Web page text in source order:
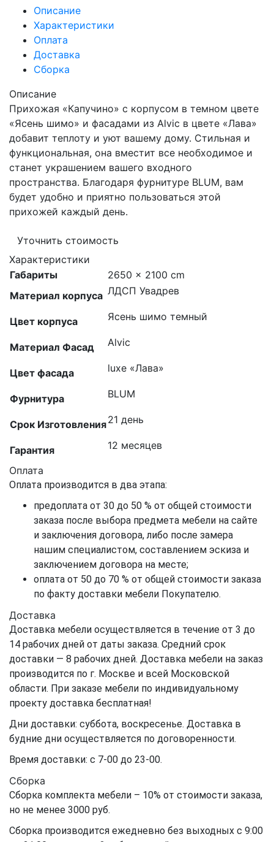
Описание
Характеристики
Оплата
Доставка
Сборка
Описание
Прихожая «Капучино» с корпусом в темном цвете
«Ясень шимо» и фасадами из Alvic в цвете «Лава»
добавит теплоту и уют вашему дому. Стильная и
функциональная, она вместит все необходимое и
станет украшением вашего входного
пространства. Благодаря фурнитуре BLUM, вам
будет удобно и приятно пользоваться этой
прихожей каждый день.
Уточнить стоимость
Характеристики
Габариты
2650 × 2100 cm
Материал корпуса ЛДСП Увадрев
Цвет корпуса Ясень шимо темный
Материал Фасад Alvic
Цвет фасада luxe «Лава»
Фурнитура BLUM
Срок Изготовления21 день
Гарантия 12 месяцев
Оплата
Оплата производится в два этапа:
предоплата от 30 до 50 % от общей стоимости
заказа после выбора предмета мебели на сайте
и заключения договора, либо после замера
нашим специалистом, составлением эскиза и
заключением договора на месте;
оплата от 50 до 70 % от общей стоимости заказа
по факту доставки мебели Покупателю.
Доставка
Доставка мебели осуществляется в течение от 3 до
14 рабочих дней от даты заказа. Средний срок
доставки — 8 рабочих дней. Доставка мебели на заказ
производится по г. Москве и всей Московской
области. При заказе мебели по индивидуальному
проекту доставка бесплатная!
Дни доставки: суббота, воскресенье. Доставка в
будние дни осуществляется по договоренности.
Время доставки: с 7-00 до 23-00.
Сборка
Сборка комплекта мебели – 10% от стоимости заказа,
но не менее 3000 руб.
Сборка производится ежедневно без выходных с 9:00